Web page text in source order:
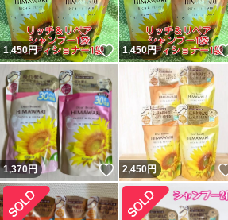
1,450円 いいね！
1,450円
1,370円 いいね！
2,450円